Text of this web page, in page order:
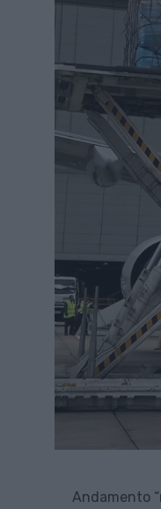
Andamento